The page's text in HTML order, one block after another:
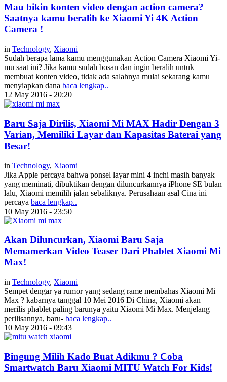
Mau bikin konten video dengan action camera?
Saatnya kamu beralih ke Xiaomi Yi 4K Action
Camera !
in Technology, Xiaomi
Sudah berapa lama kamu menggunakan Action Camera Xiaomi Yi-
mu saat ini? Jika kamu sudah bosan dan ingin beralih untuk
membuat konten video, tidak ada salahnya mulai sekarang kamu
menyiapkan dana baca lengkap..
12 May 2016 - 20:20
Baru Saja Dirilis, Xiaomi Mi MAX Hadir Dengan 3
Varian, Memiliki Layar dan Kapasitas Baterai yang
Besar!
in Technology, Xiaomi
Jika Apple percaya bahwa ponsel layar mini 4 inchi masih banyak
yang meminati, dibuktikan dengan diluncurkannya iPhone SE bulan
lalu, Xiaomi memilih jalan sebaliknya. Perusahaan asal Cina ini
percaya baca lengkap..
10 May 2016 - 23:50
Akan Diluncurkan, Xiaomi Baru Saja
Memamerkan Video Teaser Dari Phablet Xiaomi Mi
Max!
in Technology, Xiaomi
Sempet dengar ya rumor yang sedang rame membahas Xiaomi Mi
Max ? kabarnya tanggal 10 Mei 2016 Di China, Xiaomi akan
merilis phablet paling barunya yaitu Xiaomi Mi Max. Menjelang
perilisannya, baru- baca lengkap..
10 May 2016 - 09:43
Bingung Milih Kado Buat Adikmu ? Coba
Smartwatch Baru Xiaomi MITU Watch For Kids!